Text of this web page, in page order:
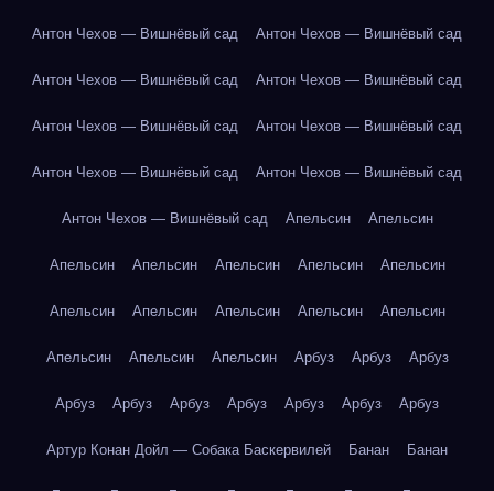
Антон Чехов — Вишнёвый сад Антон Чехов — Вишнёвый сад
Антон Чехов — Вишнёвый сад Антон Чехов — Вишнёвый сад
Антон Чехов — Вишнёвый сад Антон Чехов — Вишнёвый сад
Антон Чехов — Вишнёвый сад Антон Чехов — Вишнёвый сад
Антон Чехов — Вишнёвый сад Апельсин Апельсин
Апельсин Апельсин Апельсин Апельсин Апельсин
Апельсин Апельсин Апельсин Апельсин Апельсин
Апельсин Апельсин Апельсин Арбуз Арбуз Арбуз
Арбуз Арбуз Арбуз Арбуз Арбуз Арбуз Арбуз
Артур Конан Дойл — Собака Баскервилей Банан Банан